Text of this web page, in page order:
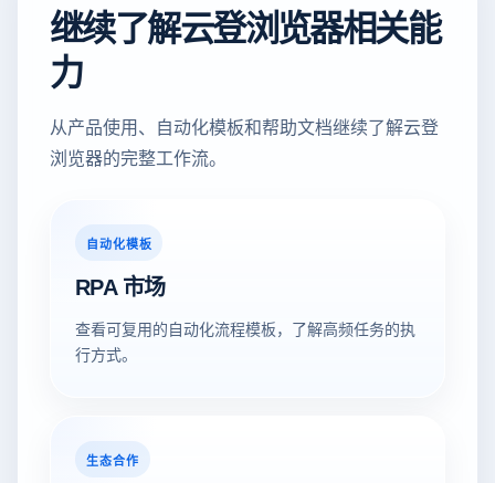
继续了解云登浏览器相关能
力
从产品使用、自动化模板和帮助文档继续了解云登
浏览器的完整工作流。
自动化模板
RPA 市场
查看可复用的自动化流程模板，了解高频任务的执
行方式。
生态合作